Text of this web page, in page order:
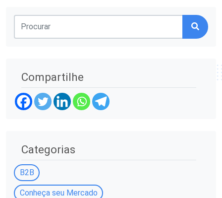
Compartilhe
Categorias
B2B
Conheça seu Mercado